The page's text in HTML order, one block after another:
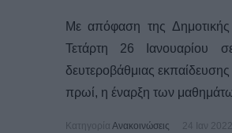
Με απόφαση της
Τετάρτη 26 Ιανουαρίου
δευτεροβάθμιας
πρωί, η έναρξη των
Κατηγορία Ανακοινώσεις 24 Ιαν 2022